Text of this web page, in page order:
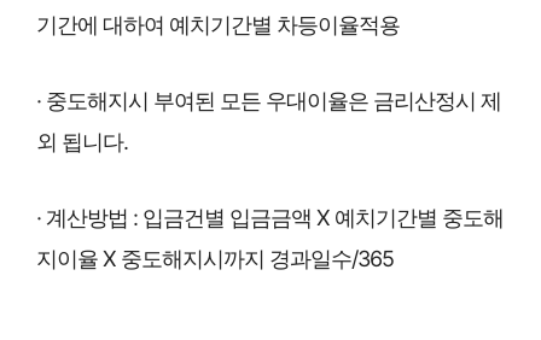
기간에 대하여 예치기간별 차등이율적용
· 중도해지시 부여된 모든 우대이율은 금리산정시 제
외 됩니다.
· 계산방법 : 입금건별 입금금액 X 예치기간별 중도해
지이율 X 중도해지시까지 경과일수/365